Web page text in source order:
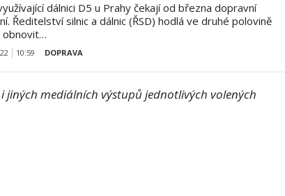
dálnici D5 u Prahy čekají od března dopravní
Ředitelství silnic a dálnic (ŘSD) hodlá ve druhé polovině
obnovit…
10:59 DOPRAVA
mediálních výstupů jednotlivých volených